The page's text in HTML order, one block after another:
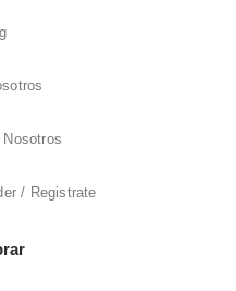
/ Registrate